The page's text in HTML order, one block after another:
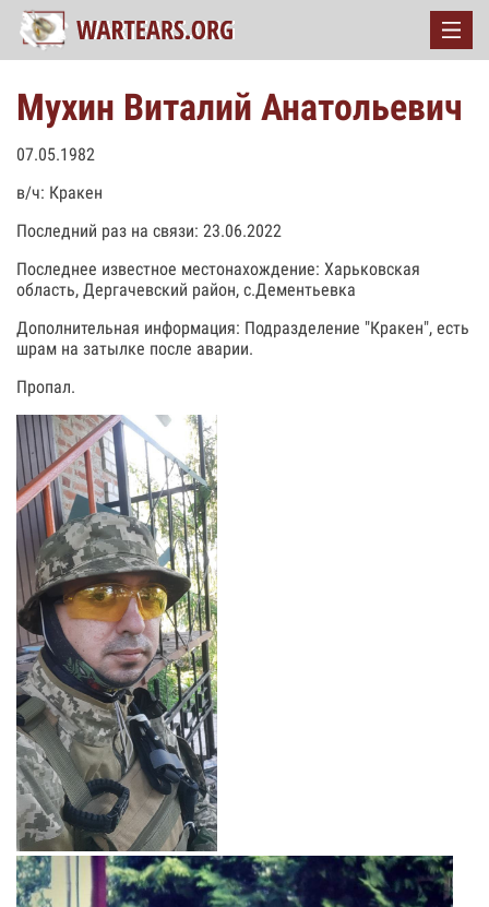
Мухин Виталий Анатольевич
07.05.1982
в/ч: Кракен
Последний раз на связи: 23.06.2022
Последнее известное местонахождение: Харьковская
область, Дергачевский район, с.Дементьевка
Дополнительная информация: Подразделение "Кракен", есть
шрам на затылке после аварии.
Пропал.